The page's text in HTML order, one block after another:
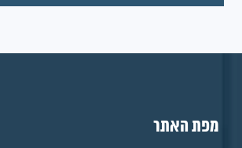
מפת האתר